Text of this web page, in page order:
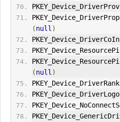
(null )
(null )
PKEY_Device_DriverRank